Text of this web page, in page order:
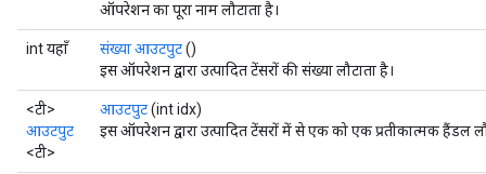
ऑपरेशन का पूरा नाम लौटाता है।
int यहाँ संख्या आउटपुट()
इस ऑपरेशन द्वारा उत्पादित टेंसरों की संख्या लौटाता है।
<टी>
आउटपुट
<टी>
आउटपुट(int idx)
इस ऑपरेशन द्वारा उत्पादित टेंसरों में से एक को एक प्रतीकात्मक हैंडल